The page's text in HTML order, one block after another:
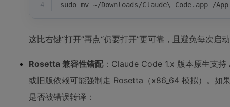
4
sudo mv ~/Downloads/Claude\ Code.app /
这比右键“打开”再点“仍要打开”更可靠，且避免每次启
Rosetta 兼容性错配：Claude Code 1.x 版本原生支
或旧版依赖可能强制走 Rosetta（x86_64 模拟）。如
是否被错误转译：